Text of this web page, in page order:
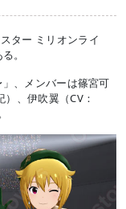
ター ミリオンライ
。
、メンバーは篠宮可
、伊吹翼（CV：